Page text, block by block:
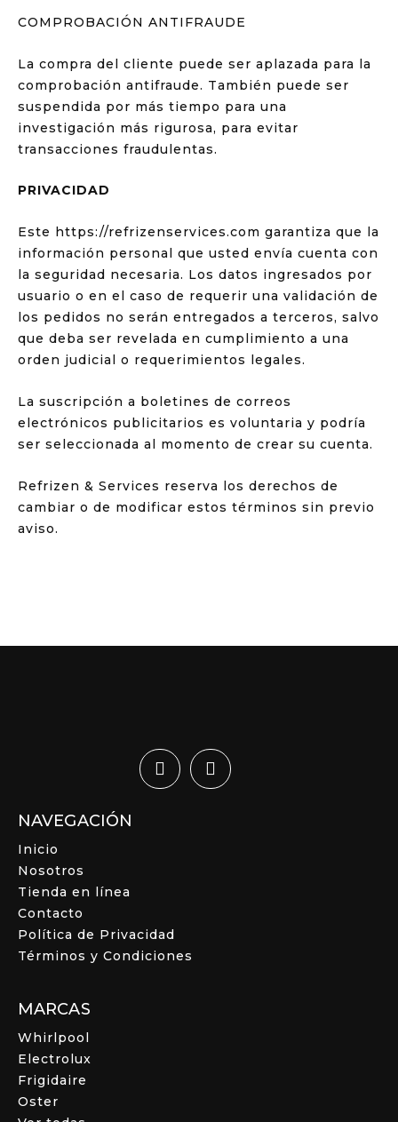
COMPROBACIÓN ANTIFRAUDE
La compra del cliente puede ser aplazada para la
comprobación antifraude. También puede ser
suspendida por más tiempo para una
investigación más rigurosa, para evitar
transacciones fraudulentas.
PRIVACIDAD
Este https://refrizenservices.com garantiza que la
información personal que usted envía cuenta con
la seguridad necesaria. Los datos ingresados por
usuario o en el caso de requerir una validación de
los pedidos no serán entregados a terceros, salvo
que deba ser revelada en cumplimiento a una
orden judicial o requerimientos legales.
La suscripción a boletines de correos
electrónicos publicitarios es voluntaria y podría
ser seleccionada al momento de crear su cuenta.
Refrizen & Services reserva los derechos de
cambiar o de modificar estos términos sin previo
aviso.
NAVEGACIÓN
Inicio
Nosotros
Tienda en línea
Contacto
Política de Privacidad
Términos y Condiciones
MARCAS
Whirlpool
Electrolux
Frigidaire
Oster